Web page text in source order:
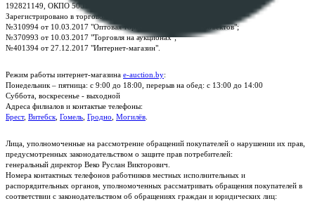
192821149, ОКПО 500111895000
Зарегистрировано в торговом реестре Республики Беларусь:
№310994 от 10.03.2017 "Оптовая торговля без торговых объектов";
№370993 от 10.03.2017 "Торговля на аукционах";
№401394 от 27.12.2017 "Интернет-магазин".
Режим работы интернет-магазина e-auction.by:
Понедельник – пятница: с 9:00 до 18:00, перерыв на обед: с 13:00 до 14:00
Суббота, воскресенье - выходной
Адреса филиалов и контактые телефоны:
Брест, Витебск Гомель Гродно Могилёв
Лица, уполномоченные на рассмотрение обращений покупателей о нарушении их прав,
предусмотренных законодательством о защите прав потребителей:
генеральный директор Веко Руслан Викторович.
Номера контактных телефонов работников местных исполнительных и
распорядительных органов, уполномоченных рассматривать обращения покупателей в
соответствии с законодательством об обращениях граждан и юридических лиц: